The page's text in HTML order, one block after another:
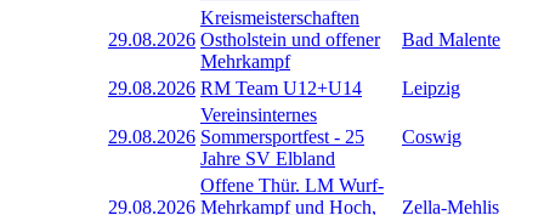
29.08.2026
Kreismeisterschaften
Ostholstein und offener
Mehrkampf
Bad Malente
29.08.2026 RM Team U12+U14 Leipzig
29.08.2026
Vereinsinternes
Sommersportfest - 25
Jahre SV Elbland
Coswig
29.08.2026
Offene Thür. LM Wurf-
Mehrkampf und Hoch,
Zella-Mehlis